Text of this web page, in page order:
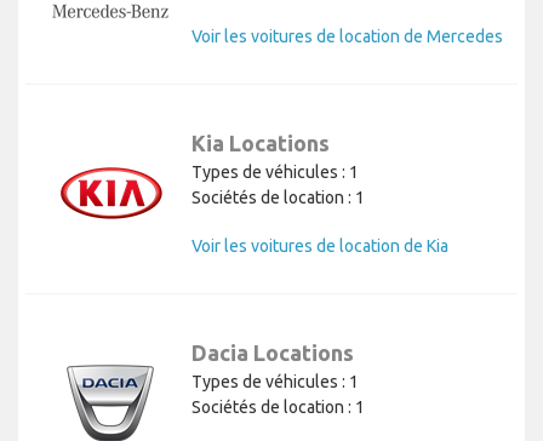
Voir les voitures de location de Mercedes
Kia Locations
Types de véhicules : 1
Sociétés de location : 1
Voir les voitures de location de Kia
Dacia Locations
Types de véhicules : 1
Sociétés de location : 1